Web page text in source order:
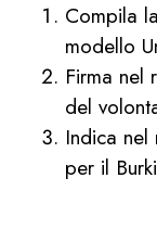
Compila
modello
Firma nel
del
Indica
per il